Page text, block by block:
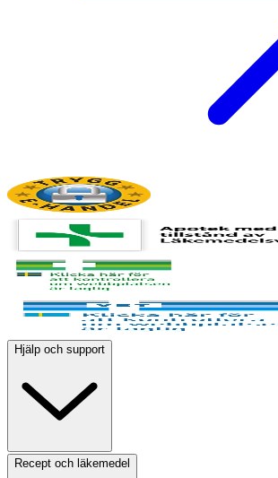
Hjälp och support
Recept och läkemedel